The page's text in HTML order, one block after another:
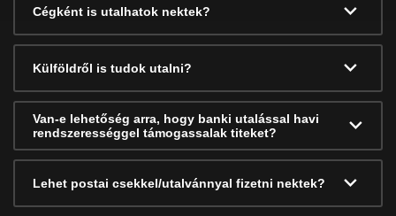
Cégként is utalhatok nektek?
Külföldről is tudok utalni?
Van-e lehetőség arra, hogy banki utalással havi
rendszerességgel támogassalak titeket?
Lehet postai csekkel/utalvánnyal fizetni nektek?